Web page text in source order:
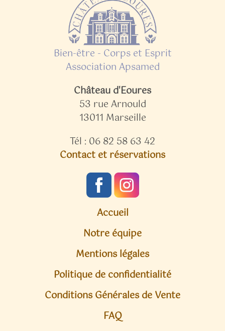
Bien-être - Corps et Esprit
Association Apsamed
Château d'Eoures
53 rue Arnould
13011 Marseille
Tél : 06 82 58 63 42
Contact et réservations
Accueil
Notre équipe
Mentions légales
Politique de confidentialité
Conditions Générales de Vente
FAQ